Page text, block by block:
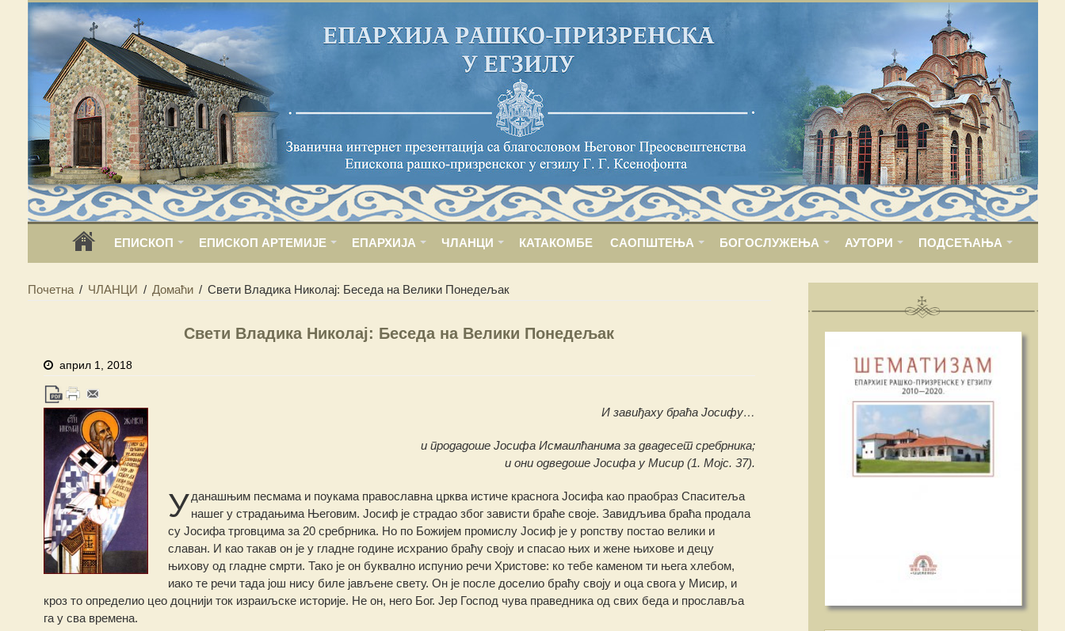
ЕПИСКОП ЕПИСКОП АРТЕМИЈЕ ЕПАРХИЈА ЧЛАНЦИ КАТАКОМБЕ САОПШТЕЊА БОГОСЛУЖЕЊА АУТОРИ ПОДСЕЋАЊА
Почетна / ЧЛАНЦИ / Домаћи / Свети Владика Николај: Беседа на Велики Понедељак
Свети Владика Николај: Беседа на Велики Понедељак
април 1, 2018
И завиђаху браћа Јосифу…
и продадоше Јосифа Исмаилћанима за двадесет сребрника;
и они одведоше Јосифа у Мисир (1. Мојс. 37).
У данашњим песмама и поукама православна црква истиче краснога Јосифа као праобраз Спаситеља
нашег у страдањима Његовим. Јосиф је страдао због зависти браће своје. Завидљива браћа продала
су Јосифа трговцима за 20 сребрника. Но по Божијем промислу Јосиф је у ропству постао велики и
славан. И као такав он је у гладне године исхранио браћу своју и спасао њих и жене њихове и децу
њихову од гладне смрти. Тако је он буквално испунио речи Христове: ко тебе каменом ти њега хлебом,
иако те речи тада још нису биле јављене свету. Он је после доселио браћу своју и оца свога у Мисир, и
кроз то определио цео доцнији ток израиљске историје. Не он, него Бог. Јер Господ чува праведника од свих беда и прославља
га у сва времена.